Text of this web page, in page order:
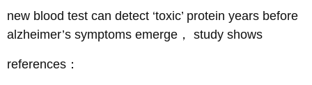
new blood test can detect ‘toxic’ protein years before
alzheimer’s symptoms emerge， study shows
references：